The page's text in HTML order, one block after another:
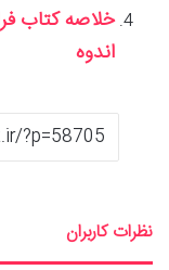
خلاصه کتاب
اندوه
نظرات کاربران